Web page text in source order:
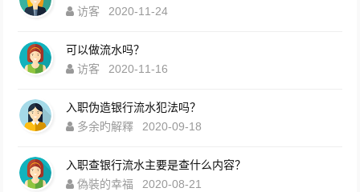
访客
2020-11-24
可以做流水吗？
访客
2020-11-16
入职伪造银行流水犯法吗？
多余旳解釋
2020-09-18
入职查银行流水主要是查什么内容？
偽裝的幸福
2020-08-21